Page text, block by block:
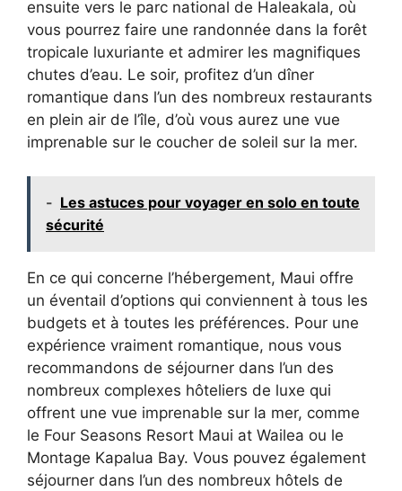
ensuite vers le parc national de Haleakala, où
vous pourrez faire une randonnée dans la forêt
tropicale luxuriante et admirer les magnifiques
chutes d’eau. Le soir, profitez d’un dîner
romantique dans l’un des nombreux restaurants
en plein air de l’île, d’où vous aurez une vue
imprenable sur le coucher de soleil sur la mer.
- Les astuces pour voyager en solo en toute
sécurité
En ce qui concerne l’hébergement, Maui offre
un éventail d’options qui conviennent à tous les
budgets et à toutes les préférences. Pour une
expérience vraiment romantique, nous vous
recommandons de séjourner dans l’un des
nombreux complexes hôteliers de luxe qui
offrent une vue imprenable sur la mer, comme
le Four Seasons Resort Maui at Wailea ou le
Montage Kapalua Bay. Vous pouvez également
séjourner dans l’un des nombreux hôtels de